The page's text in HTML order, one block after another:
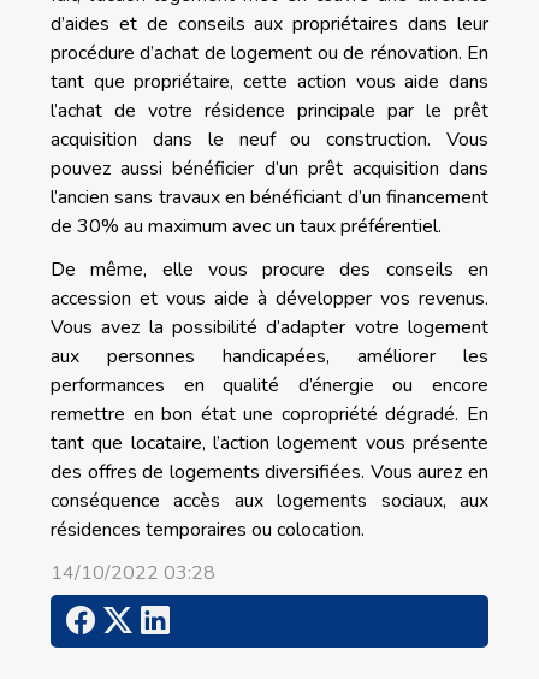
d’aides et de conseils aux propriétaires dans leur
procédure d’achat de logement ou de rénovation. En
tant que propriétaire, cette action vous aide dans
l’achat de votre résidence principale par le prêt
acquisition dans le neuf ou construction. Vous
pouvez aussi bénéficier d’un prêt acquisition dans
l’ancien sans travaux en bénéficiant d’un financement
de 30% au maximum avec un taux préférentiel.
De même, elle vous procure des conseils en
accession et vous aide à développer vos revenus.
Vous avez la possibilité d’adapter votre logement
aux personnes handicapées, améliorer les
performances en qualité d’énergie ou encore
remettre en bon état une copropriété dégradé. En
tant que locataire, l’action logement vous présente
des offres de logements diversifiées. Vous aurez en
conséquence accès aux logements sociaux, aux
résidences temporaires ou colocation.
14/10/2022 03:28